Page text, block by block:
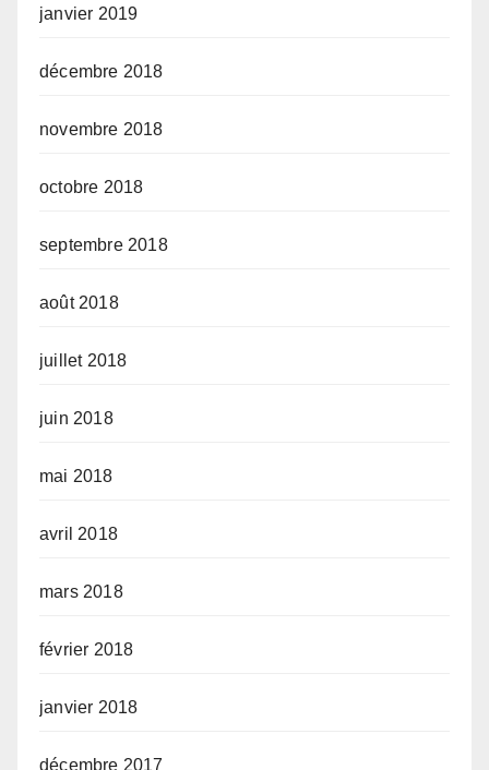
janvier 2019
décembre 2018
novembre 2018
octobre 2018
septembre 2018
août 2018
juillet 2018
juin 2018
mai 2018
avril 2018
mars 2018
février 2018
janvier 2018
décembre 2017